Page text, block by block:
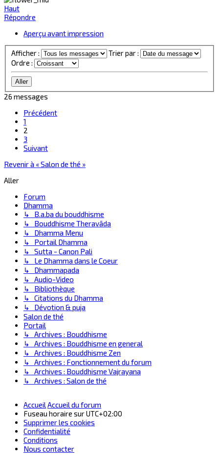
Haut
Répondre
Aperçu avant impression
Afficher :
Trier par :
Ordre :
26 messages
Précédent
1
2
3
Suivant
Revenir à « Salon de thé »
Aller
Forum
Dhamma
↳ B.a.ba du bouddhisme
↳ Bouddhisme Theravāda
↳ Dhamma Menu
↳ Portail Dhamma
↳ Sutta - Canon Pali
↳ Le Dhamma dans le Coeur
↳ Dhammapada
↳ Audio-Video
↳ Bibliothèque
↳ Citations du Dhamma
↳ Dévotion & puja
Salon de thé
Portail
↳ Archives : Bouddhisme
↳ Archives : Bouddhisme en general
↳ Archives : Bouddhisme Zen
↳ Archives : Fonctionnement du forum
↳ Archives : Bouddhisme Vajrayana
↳ Archives : Salon de thé
AccueilAccueil du forum
Fuseau horaire surUTC+02:00
Supprimer les cookies
Confidentialité
Conditions
Nous contacter